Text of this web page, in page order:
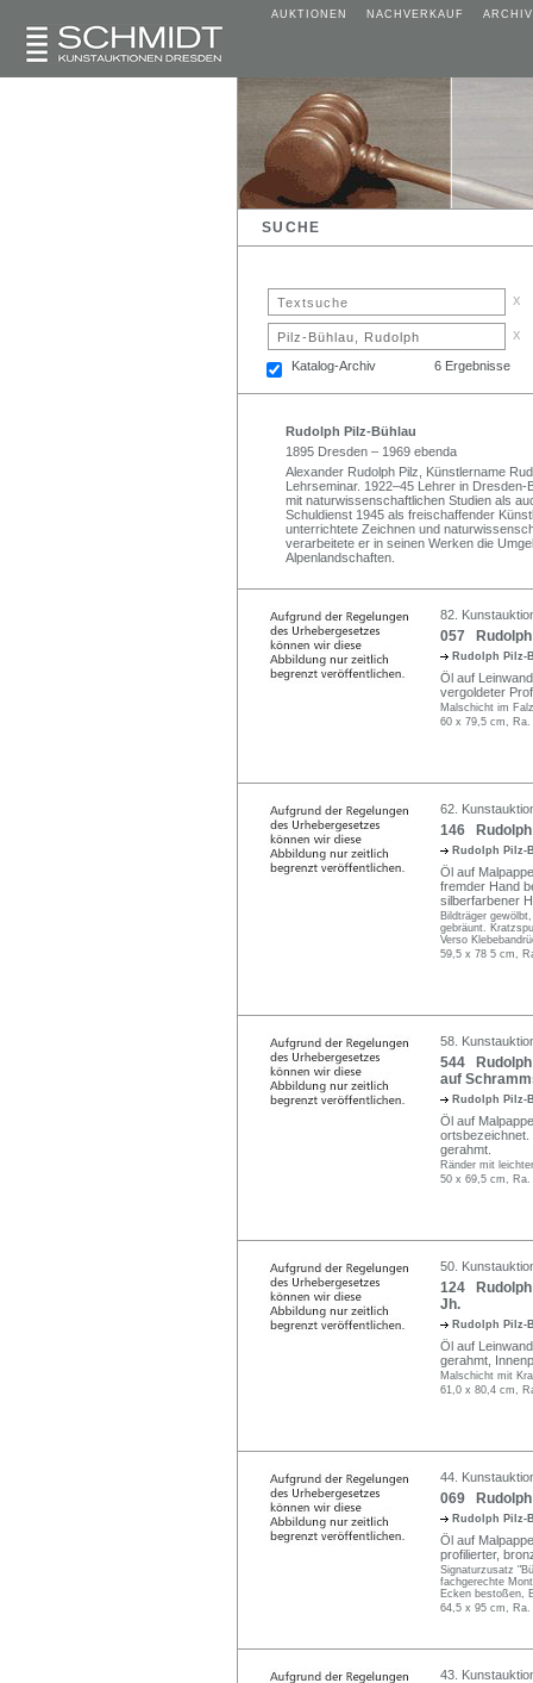
AUKTIONEN NACHVERKAUF ARCHIV
SUCHE
x
x
Katalog-Archiv 6 Ergebnisse
Rudolph Pilz-Bühlau
1895 Dresden – 1969 ebenda
Alexander Rudolph Pilz, Künstlername
Lehrseminar. 1922–45 Lehrer in
mit naturwissenschaftlichen Studien als
Schuldienst 1945 als freischaffender
unterrichtete Zeichnen und
verarbeitete er in seinen Werken die
Alpenlandschaften.
82.
057 Rudolph
Rudolph Pilz-
Öl auf
vergoldeter
Malschicht im
60 x 79,5 cm,
62.
146 Rudolph
Rudolph Pilz-
Öl auf
fremder Hand
silberfarbener
Bildträger
gebräunt.
Verso
59,5 x 78 5 cm,
58.
544 Rudolph
auf
Rudolph Pilz-
Öl auf
ortsbezeichnet.
gerahmt.
Ränder mit
50 x 69,5 cm,
50.
124 Rudolph
Jh.
Rudolph Pilz-
Öl auf
gerahmt,
Malschicht mit
61,0 x 80,4 cm,
44.
069 Rudolph
Rudolph Pilz-
Öl auf
profilierter,
Signaturzusatz
fachgerechte
Ecken bestoßen,
64,5 x 95 cm,
43.